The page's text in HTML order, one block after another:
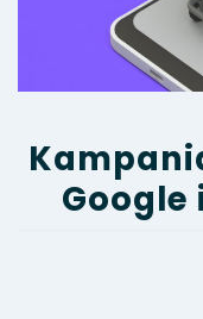
Google